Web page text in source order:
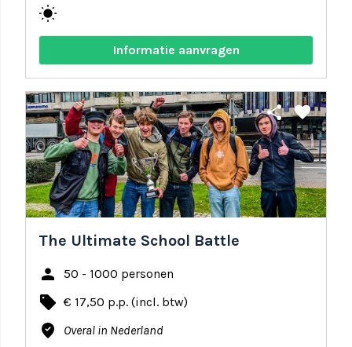
wb_sunny
Informatie aanvragen
share favorite
The Ultimate School Battle
person 50 - 1000 personen
local_offer € 17,50 p.p. (incl. btw)
where_to_vote Overal in Nederland